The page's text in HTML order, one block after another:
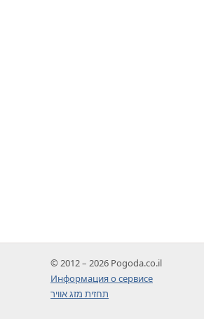
© 2012 – 2026 Pogoda.co.il
Информация о сервисе
תחזית מזג אוויר